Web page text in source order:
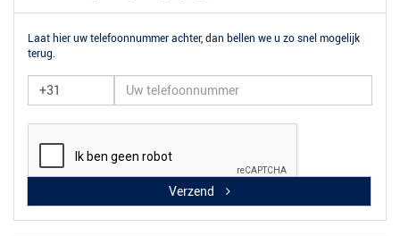
Laat hier uw telefoonnummer achter, dan bellen we u zo snel mogelijk
terug.
Verzend